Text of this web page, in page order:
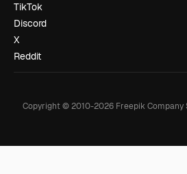
TikTok
Discord
X
Reddit
Copyright © 2010-2026Freepik Company